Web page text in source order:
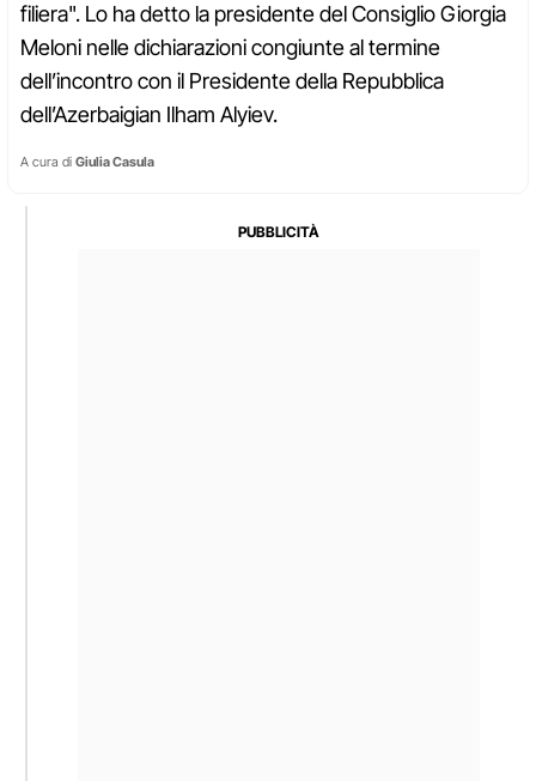
filiera". Lo ha detto la presidente del Consiglio Giorgia
Meloni nelle dichiarazioni congiunte al termine
dell’incontro con il Presidente della Repubblica
dell’Azerbaigian Ilham Alyiev.
A cura di Giulia Casula